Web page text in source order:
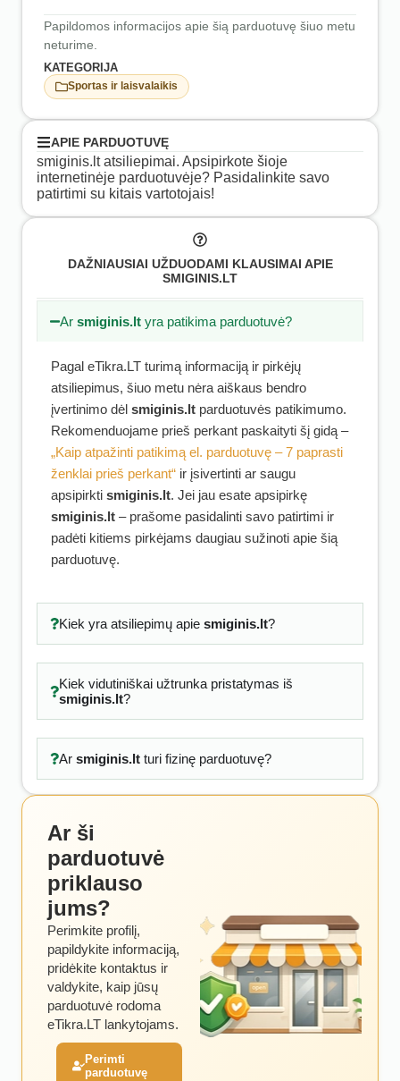
Papildomos informacijos apie šią parduotuvę šiuo metu
neturime.
KATEGORIJA
Sportas ir laisvalaikis
APIE PARDUOTUVĘ
smiginis.lt atsiliepimai. Apsipirkote šioje
internetinėje parduotuvėje? Pasidalinkite savo
patirtimi su kitais vartotojais!
DAŽNIAUSIAI UŽDUODAMI KLAUSIMAI APIE
SMIGINIS.LT
Arsmiginis.lt yra patikima parduotuvė?
Pagal eTikra.LT turimą informaciją ir pirkėjų
atsiliepimus, šiuo metu nėra aiškaus bendro
įvertinimo dėl smiginis.lt parduotuvės patikimumo.
Rekomenduojame prieš perkant paskaityti šį gidą –
„Kaip atpažinti patikimą el. parduotuvę – 7 paprasti
ženklai prieš perkant“ ir įsivertinti ar saugu
apsipirkti smiginis.lt. Jei jau esate apsipirkę
smiginis.lt – prašome pasidalinti savo patirtimi ir
padėti kitiems pirkėjams daugiau sužinoti apie šią
parduotuvę.
Kiek yra atsiliepimų apie smiginis.lt?
Kiek vidutiniškai užtrunka pristatymas iš
smiginis.lt?
Ar smiginis.ltturi fizinę parduotuvę?
Ar ši
parduotuvė
priklauso
jums?
Perimkite profilį,
papildykite informaciją,
pridėkite kontaktus ir
valdykite, kaip jūsų
parduotuvė rodoma
eTikra.LT lankytojams.
Perimti
parduotuvę